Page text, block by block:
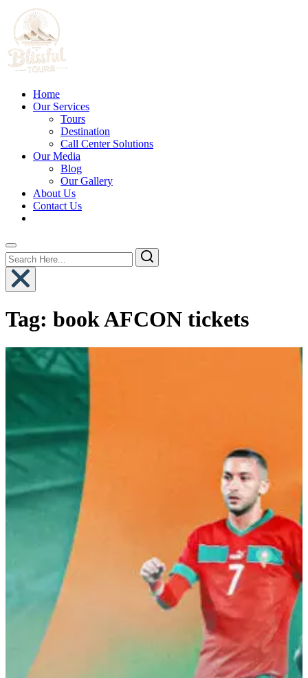
Home
Our Services
Tours
Destination
Call Center Solutions
Our Media
Blog
Our Gallery
About Us
Contact Us
Tag: book AFCON tickets